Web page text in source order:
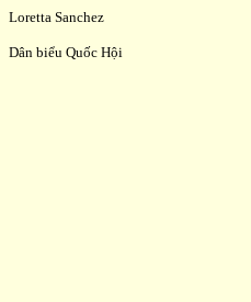
Loretta Sanchez
Dân biểu Quốc Hội